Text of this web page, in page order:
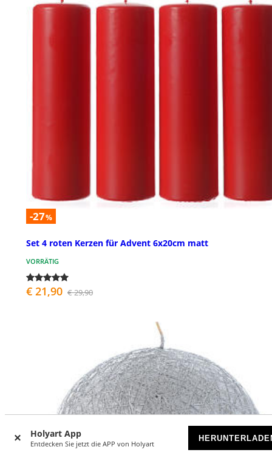
Holyart App
Entdecken Sie jetzt die APP von Holyart
-27%
Set 4 roten Kerzen für Advent 6x20cm matt
VORRÄTIG
€ 21,90 € 29,90